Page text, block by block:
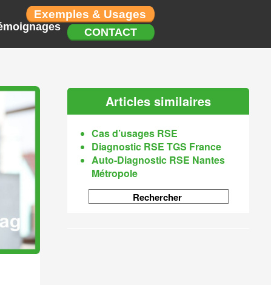
Exemples & Usages
CONTACT
Articles similaires
Cas d’usages RSE
Diagnostic RSE TGS France
Auto-Diagnostic RSE Nantes
Métropole